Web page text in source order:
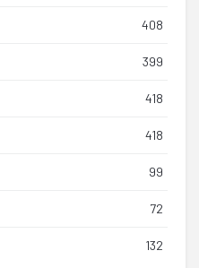
408
399
418
418
99
72
132